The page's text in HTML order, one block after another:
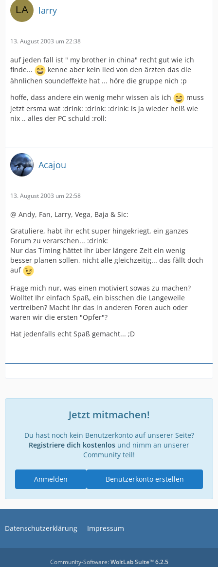
larry
13. August 2003 um 22:38
auf jeden fall ist " my brother in china" recht gut wie ich
finde...
kenne aber kein lied von den ärzten das die
ähnlichen soundeffekte hat ... höre die gruppe nich :p
hoffe, dass andere ein wenig mehr wissen als ich
muss
jetzt ersma wat :drink: :drink: :drink: is ja wieder heiß wie
nix .. alles der PC schuld :roll:
Acajou
13. August 2003 um 22:58
@ Andy, Fan, Larry, Vega, Baja & Sic:
Gratuliere, habt ihr echt super hingekriegt, ein ganzes
Forum zu verarschen... :drink:
Nur das Timing hättet ihr über längere Zeit ein wenig
besser planen sollen, nicht alle gleichzeitig... das fällt doch
auf
Frage mich nur, was einen motiviert sowas zu machen?
Wolltet Ihr einfach Spaß, ein bisschen die Langeweile
vertreiben? Macht Ihr das in anderen Foren auch oder
waren wir die ersten "Opfer"?
Hat jedenfalls echt Spaß gemacht... ;D
Jetzt mitmachen!
Du hast noch kein Benutzerkonto auf unserer Seite?
Registriere dich kostenlos und nimm an unserer
Community teil!
Benutzerkonto erstellen
Anmelden
Datenschutzerklärung Impressum
Community-Software:WoltLab Suite™ 6.2.5